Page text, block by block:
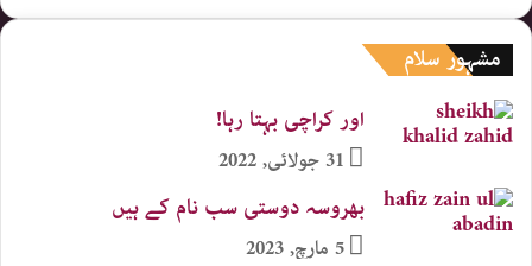
مشہور سلام
اور کراچی بہتا رہا!
31 جولائی, 2022
بھروسہ دوستی سب نام کے ہیں
5 مارچ, 2023